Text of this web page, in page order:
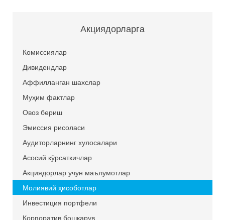
Акциядорларга
Комиссиялар
Дивидендлар
Аффилланган шахслар
Муҳим фактлар
Овоз бериш
Эмиссия рисоласи
Аудиторларнинг хулосалари
Асосий кўрсаткичлар
Акциядорлар учун маълумотлар
Молиявий ҳисоботлар
Инвестиция портфели
Корпоратив бошқарув